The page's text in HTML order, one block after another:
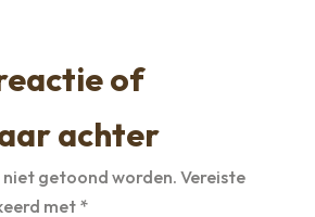
of
achter
getoond worden. Vereiste
met *